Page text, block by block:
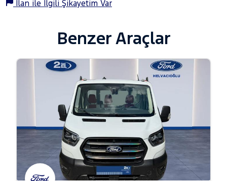
İlan ile İlgili Şikayetim Var
Benzer Araçlar